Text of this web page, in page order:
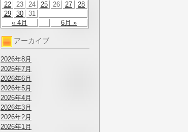
« 4月 6月 »
22
23 24 25 26 27
28
29
30 31
アーカイブ
2026年8月
2026年7月
2026年6月
2026年5月
2026年4月
2026年3月
2026年2月
2026年1月